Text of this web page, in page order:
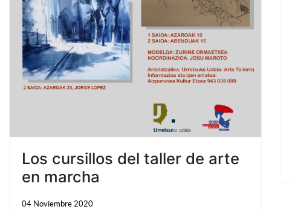
Los cursillos del taller de arte
en marcha
04 Noviembre 2020